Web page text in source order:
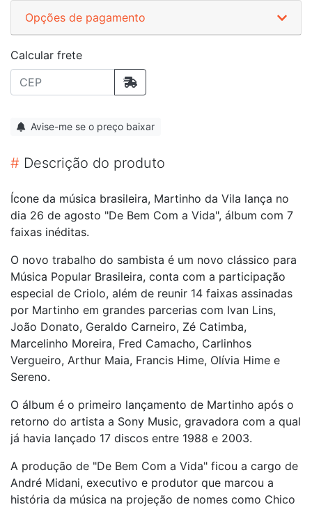
Opções de pagamento
Calcular frete
Avise-me se o preço baixar
# Descrição do produto
Ícone da música brasileira, Martinho da Vila lança no
dia 26 de agosto "De Bem Com a Vida", álbum com 7
faixas inéditas.
O novo trabalho do sambista é um novo clássico para
Música Popular Brasileira, conta com a participação
especial de Criolo, além de reunir 14 faixas assinadas
por Martinho em grandes parcerias com Ivan Lins,
João Donato, Geraldo Carneiro, Zé Catimba,
Marcelinho Moreira, Fred Camacho, Carlinhos
Vergueiro, Arthur Maia, Francis Hime, Olívia Hime e
Sereno.
O álbum é o primeiro lançamento de Martinho após o
retorno do artista a Sony Music, gravadora com a qual
já havia lançado 17 discos entre 1988 e 2003.
A produção de "De Bem Com a Vida" ficou a cargo de
André Midani, executivo e produtor que marcou a
história da música na projeção de nomes como Chico